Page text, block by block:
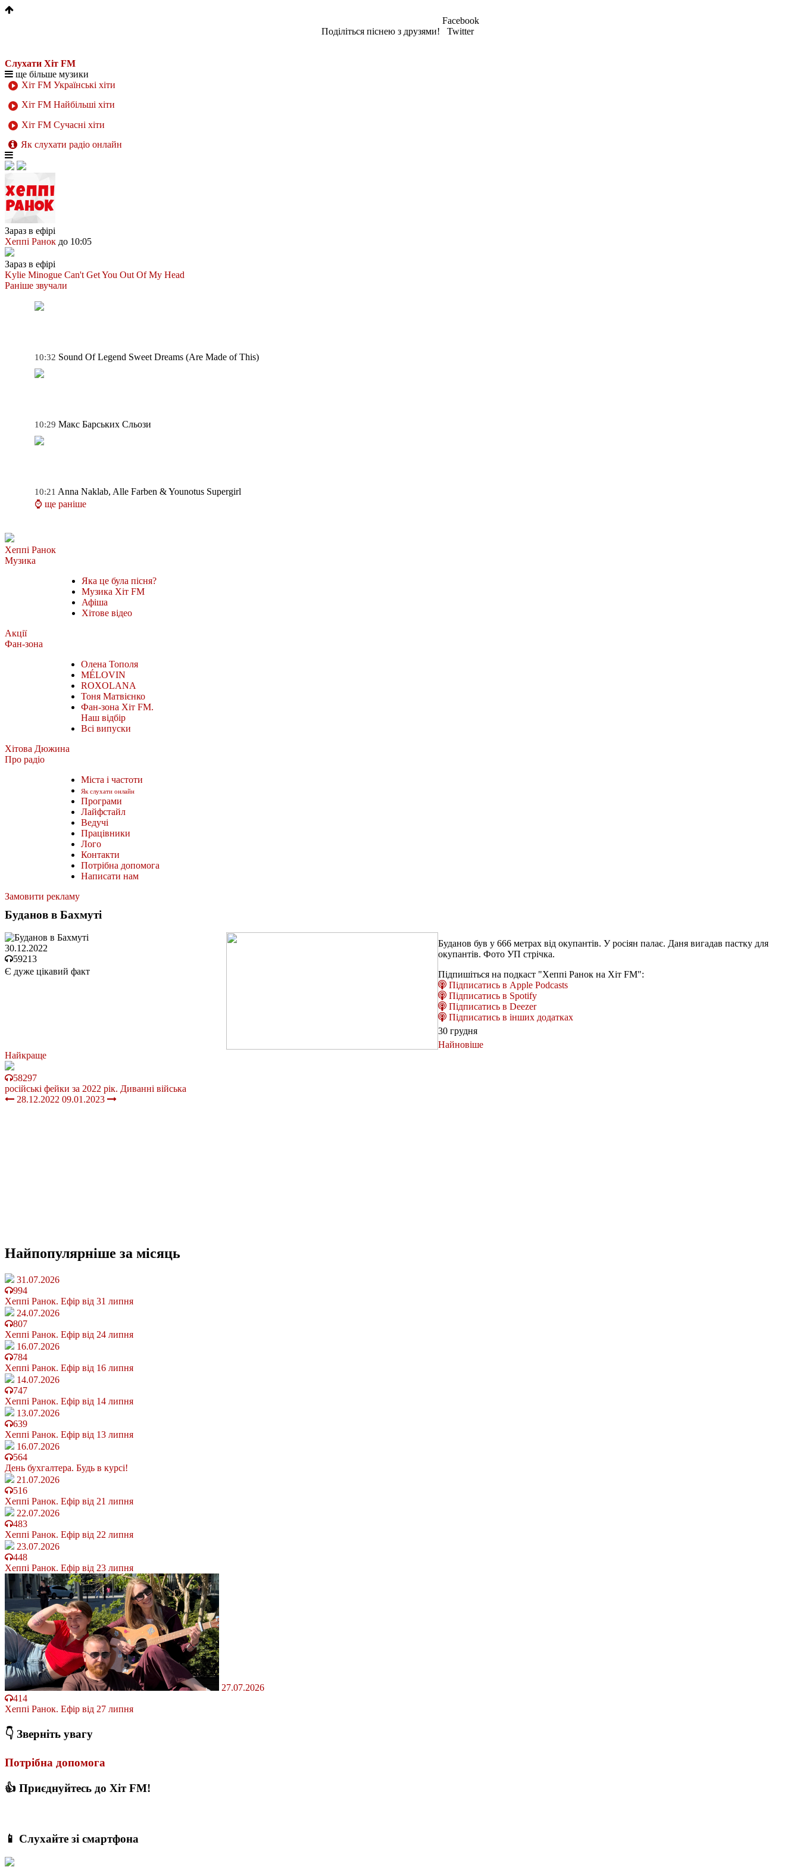
Поділіться піснею з друзями!
Facebook
Twitter
Слухати Хіт FM
ще більше музики
Хіт FM Українські хіти
Хіт FM Найбільші хіти
Хіт FM Сучасні хіти
Як слухати радіо онлайн
Зараз в ефірі
Хеппі Ранок до 10:05
Зараз в ефірі
Kylie Minogue Can't Get You Out Of My Head
Раніше звучали
10:32 Sound Of Legend Sweet Dreams (Are Made of This)
10:29 Макс Барських Сльози
10:21 Anna Naklab, Alle Farben & Younotus Supergirl
⌚ ще раніше
Хеппі Ранок
Музика
Яка це була пісня?
Музика Хіт FM
Афіша
Хітове відео
Акції
Фан-зона
Олена Тополя
MÉLOVIN
ROXOLANA
Тоня Матвієнко
Фан-зона Хіт FM.
Наш відбір
Всі випуски
Хітова Дюжина
Про радіо
Міста і частоти
Як слухати онлайн
Програми
Лайфстайл
Ведучі
Працівники
Лого
Контакти
Потрібна допомога
Написати нам
Замовити рекламу
Буданов в Бахмуті
30.12.2022
59213
Є дуже цікавий факт
Буданов був у 666 метрах від окупантів. У росіян палає. Даня вигадав пастку для
окупантів. Фото УП стрічка.
Підпишіться на подкаст "Хеппі Ранок на Хіт FM":
Підписатись в Apple Podcasts
Підписатись в Spotify
Підписатись в Deezer
Підписатись в інших додатках
30 грудня
Найновіше
Найкраще
58297
російські фейки за 2022 рік. Диванні війська
28.12.2022 09.01.2023
Найпопулярніше за місяць
31.07.2026
994
Хеппі Ранок. Ефір від 31 липня
24.07.2026
807
Хеппі Ранок. Ефір від 24 липня
16.07.2026
784
Хеппі Ранок. Ефір від 16 липня
14.07.2026
747
Хеппі Ранок. Ефір від 14 липня
13.07.2026
639
Хеппі Ранок. Ефір від 13 липня
16.07.2026
564
День бухгалтера. Будь в курсі!
21.07.2026
516
Хеппі Ранок. Ефір від 21 липня
22.07.2026
483
Хеппі Ранок. Ефір від 22 липня
23.07.2026
448
Хеппі Ранок. Ефір від 23 липня
27.07.2026
414
Хеппі Ранок. Ефір від 27 липня
👇 Зверніть увагу
Потрібна допомога
👍 Приєднуйтесь до Хіт FM!
📱 Слухайте зі смартфона